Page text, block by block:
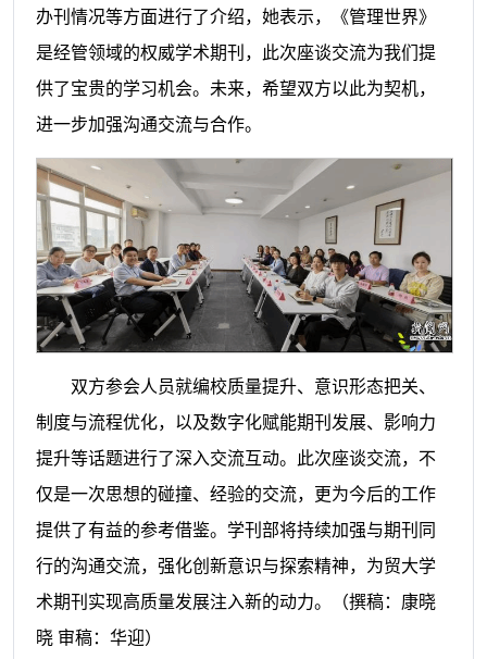
办刊情况等方面进行了介绍，她表示，《管理世界》
是经管领域的权威学术期刊，此次座谈交流为我们提
供了宝贵的学习机会。未来，希望双方以此为契机，
进一步加强沟通交流与合作。
双方参会人员就编校质量提升、意识形态把关、
制度与流程优化，以及数字化赋能期刊发展、影响力
提升等话题进行了深入交流互动。此次座谈交流，不
仅是一次思想的碰撞、经验的交流，更为今后的工作
提供了有益的参考借鉴。学刊部将持续加强与期刊同
行的沟通交流，强化创新意识与探索精神，为贸大学
术期刊实现高质量发展注入新的动力。
（撰稿：康晓
晓 审稿：华迎）